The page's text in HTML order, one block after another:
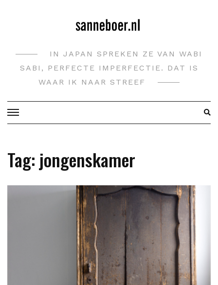
IN JAPAN SPREKEN ZE VAN WABI
SABI, PERFECTE IMPERFECTIE. DAT IS
WAAR IK NAAR STREEF
Tag: jongenskamer